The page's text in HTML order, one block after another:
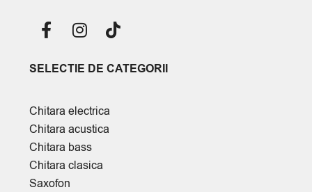
SELECTIE DE CATEGORII
Chitara electrica
Chitara acustica
Chitara bass
Chitara clasica
Saxofon